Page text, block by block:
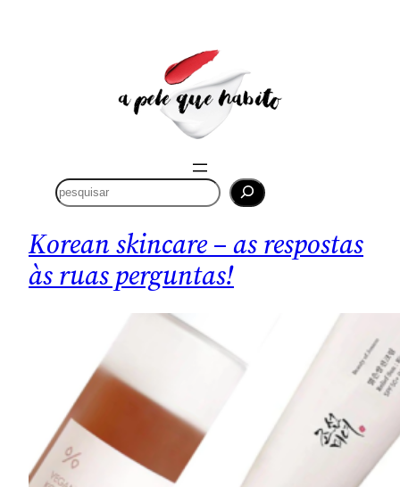
Korean skincare – as respostas
às ruas perguntas!